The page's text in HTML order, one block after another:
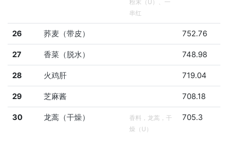
粉末（U）、一
串红
26 荞麦（带皮） 752.76
27 香菜（脱水） 748.98
28 火鸡肝 719.04
29 芝麻酱 708.18
30 龙蒿（干燥）
香料，龙蒿，干
燥（U）
705.3